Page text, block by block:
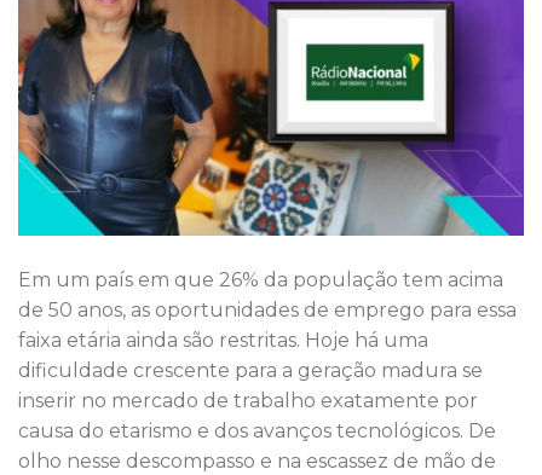
Em um país em que 26% da população tem acima
de 50 anos, as oportunidades de emprego para essa
faixa etária ainda são restritas. Hoje há uma
dificuldade crescente para a geração madura se
inserir no mercado de trabalho exatamente por
causa do etarismo e dos avanços tecnológicos. De
olho nesse descompasso e na escassez de mão de